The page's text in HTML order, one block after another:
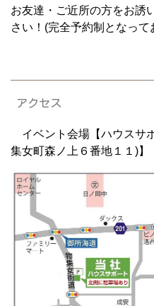
お友達・ご近所の方をお誘
さい！(完全予約制となって
アクセス
イベント会場【ハウスサ
集女町森ノ上６番地１１)】